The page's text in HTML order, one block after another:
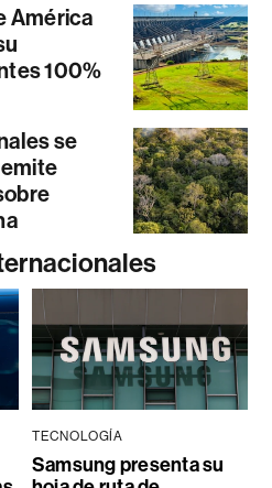
América
100%
se
TECNOLOGÍA
Samsung presenta su